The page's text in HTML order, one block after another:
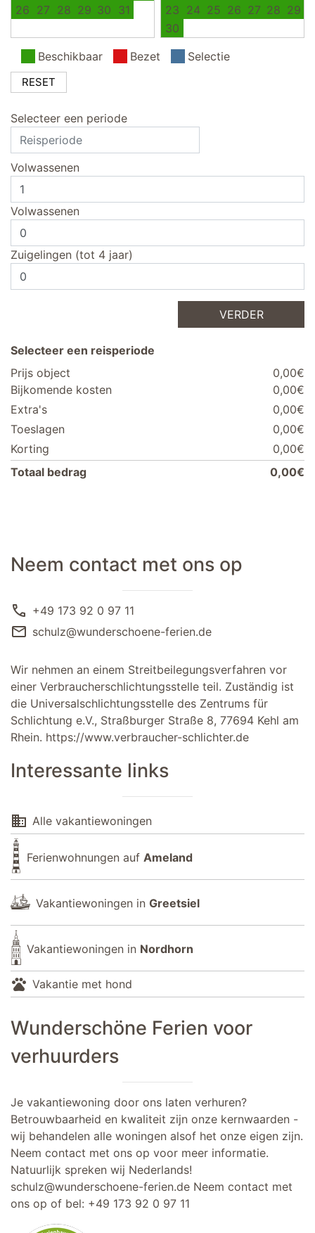
26 27 28 29 30 31
23 24 25 26 27 28 29
30
Beschikbaar
Bezet Selectie
RESET
Selecteer een periode
Volwassenen
Volwassenen
Zuigelingen (tot 4 jaar)
VERDER
Selecteer een reisperiode
Prijs object
0,00€
Bijkomende kosten
0,00€
Extra's
0,00€
Toeslagen
0,00€
Korting
0,00€
Totaal bedrag
0,00€
Neem contact met ons op
call +49 173 92 0 97 11
mail schulz@wunderschoene-ferien.de
Wir nehmen an einem Streitbeilegungsverfahren vor
einer Verbraucherschlichtungsstelle teil. Zuständig ist
die Universalschlichtungsstelle des Zentrums für
Schlichtung e.V., Straßburger Straße 8, 77694 Kehl am
Rhein. https://www.verbraucher-schlichter.de
Interessante links
domain Alle vakantiewoningen
Ferienwohnungen auf Ameland
Vakantiewoningen in Greetsiel
Vakantiewoningen in Nordhorn
pets Vakantie met hond
Wunderschöne Ferien voor
verhuurders
Je vakantiewoning door ons laten verhuren?
Betrouwbaarheid en kwaliteit zijn onze kernwaarden -
wij behandelen alle woningen alsof het onze eigen zijn.
Neem contact met ons op voor meer informatie.
Natuurlijk spreken wij Nederlands!
schulz@wunderschoene-ferien.de Neem contact met
ons op of bel: +49 173 92 0 97 11